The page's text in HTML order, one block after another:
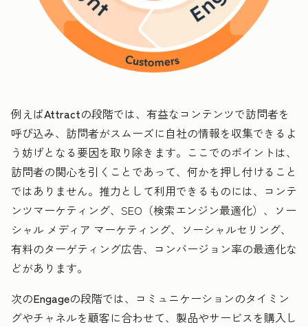
例えばAttractの段階では、有益なコンテンツで訪問者を
呼び込み、訪問者がスムーズに自社の情報を収集できるよ
う妨げとなる要因を取り除きます。ここでのポイントは、
訪問者の関心を引くことであって、何かを押し付けること
ではありません。推力として利用できるものには、コンテ
ンツマーケティング、SEO（検索エンジン最適化）、ソー
シャル メディア マーケティング、ソーシャルセリング、
有料のターゲティング広告、コンバージョン率の最適化な
どがあります。
次のEngageの段階では、コミュニケーションのタイミン
グやチャネルを顧客に合わせて、製品やサービスを購入し